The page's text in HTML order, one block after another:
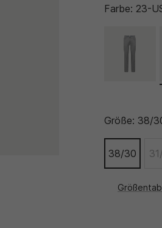
Farbe: 23-
Größe: 38/
38/30